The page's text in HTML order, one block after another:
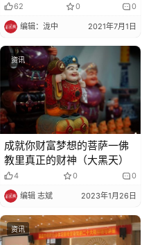
62 0 0
编辑：泷中 2021年7月1日
资讯
成就你财富梦想的菩萨一佛
教里真正的财神（大黑天）
4 0 0
编辑 志斌 2023年1月26日
资讯